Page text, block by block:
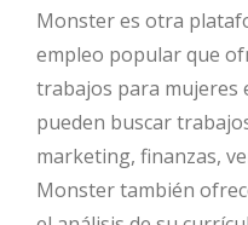
Monster es otra
empleo popular que
trabajos para mujeres
pueden buscar
marketing, finanzas,
Monster también